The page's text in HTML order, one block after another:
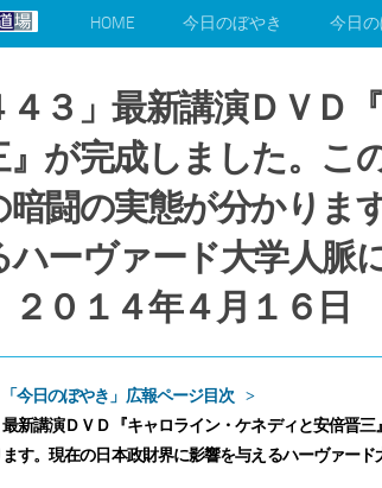
HOME 今日のぼやき 今日
４３」最新講演ＤＶ
』が完成しました。こ
暗闘の実態が分かりま
ハーヴァード大学人脈
２０１４年４月１６日
「今日のぼやき」広報ページ目次
最新講演ＤＶＤ『キャロライン・ケネディと安倍晋
す。現在の日本政財界に影響を与えるハーヴァー